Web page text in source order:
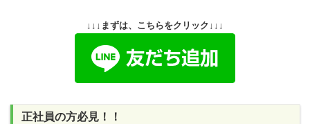
↓↓↓まずは、こちらをクリック↓↓↓
正社員の方必見！！